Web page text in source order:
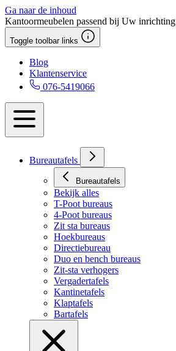
Ga naar de inhoud
Kantoormeubelen passend bij Uw inrichting
Toggle toolbar links
Blog
Klantenservice
076-5419066
Bureautafels
Bureautafels
Bekijk alles
T-Poot bureaus
4-Poot bureaus
Zit sta bureaus
Hoekbureaus
Directiebureau
Duo en bench bureaus
Zit-sta verhogers
Vergadertafels
Kantinetafels
Klaptafels
Bartafels